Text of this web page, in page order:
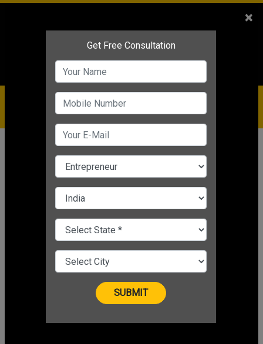
Service
IBC+91-9910344443
care@badabusiness.com
919810544443
प्रक्रिया और व्यापार वृद्धि
Business Tips: क्या आप अपना खुद का
व्यवसाय शुरू कर रहे हैं? सफल होने के लिए
फॉलो करें ये 5 ज़रूरी टिप्स
प्रक्रिया और व्यापार वृद्धि
Editor's Desk | Mar 21, 2025 03:26 PM IST
×